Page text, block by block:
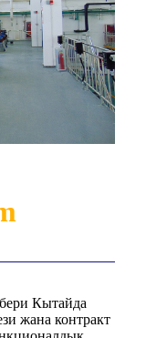
Кытайда
жана контракт